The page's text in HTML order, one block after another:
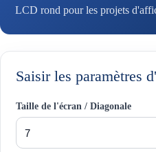
LCD rond pour les projets
Saisir les paramètres
Taille de l'écran / Diagonale